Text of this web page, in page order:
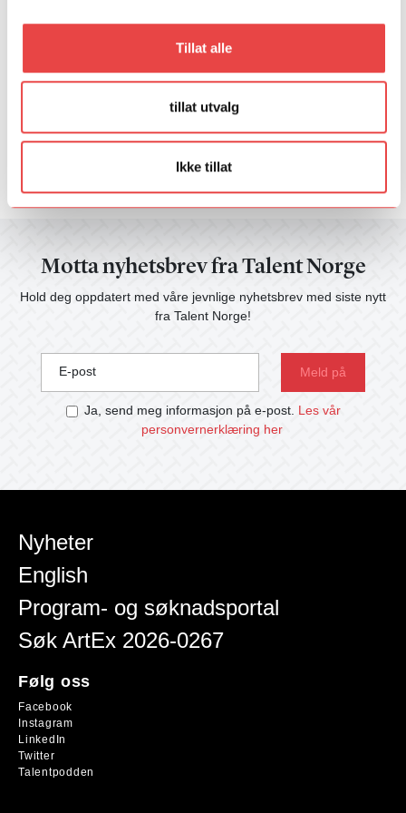
Tillat alle
tillat utvalg
Ikke tillat
Nei
Motta nyhetsbrev fra Talent Norge
Hold deg oppdatert med våre jevnlige nyhetsbrev med siste nytt
fra Talent Norge!
E-post
Ja, send meg informasjon på e-post. Les vår
personvernerklæring her
Nyheter
English
Program- og søknadsportal
Søk ArtEx 2026-0267
Følg oss
Facebook
Instagram
LinkedIn
Twitter
Talentpodden